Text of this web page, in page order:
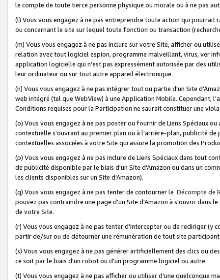
le compte de toute tierce personne physique ou morale ou à ne pas
(l) Vous vous engagez à ne pas entreprendre toute action qui
ou concernant le site sur lequel toute fonction ou transaction
(m) Vous vous engagez à ne pas inclure sur votre Site, afficher ou
relation avec tout logiciel espion, programme malveillant, virus, ver
application logicielle qui n'est pas expressément autorisée par des
leur ordinateur ou sur tout autre appareil électronique.
(n) Vous vous engagez à ne pas intégrer tout ou partie d'un Site
web intégré (tel que WebView) à une Application Mobile. Cependant,
Conditions requises pour la Participation ne saurait constituer une
(o) Vous vous engagez à ne pas poster ou fournir de Liens Spéciaux
contextuelle s'ouvrant au premier plan ou à l'arrière-plan, publicité
contextuelles associées à votre Site qui assure la promotion des
(p) Vous vous engagez à ne pas inclure de Liens Spéciaux dans tout
de publicité disponible par le biais d'un Site d'Amazon ou dans un
les clients disponibles sur un Site d'Amazon).
(q) Vous vous engagez à ne pas tenter de contourner le Décompte de
pouvez pas contraindre une page d'un Site d'Amazon à s'ouvrir dans
de votre Site.
(r) Vous vous engagez à ne pas tenter d'intercepter ou de rediriger
partir de/sur ou de détourner une rémunération de tout site
(s) Vous vous engagez à ne pas générer artificiellement des clics ou
ce soit par le biais d'un robot ou d'un programme logiciel ou autre.
(t) Vous vous engagez à ne pas afficher ou utiliser d’une quelconque